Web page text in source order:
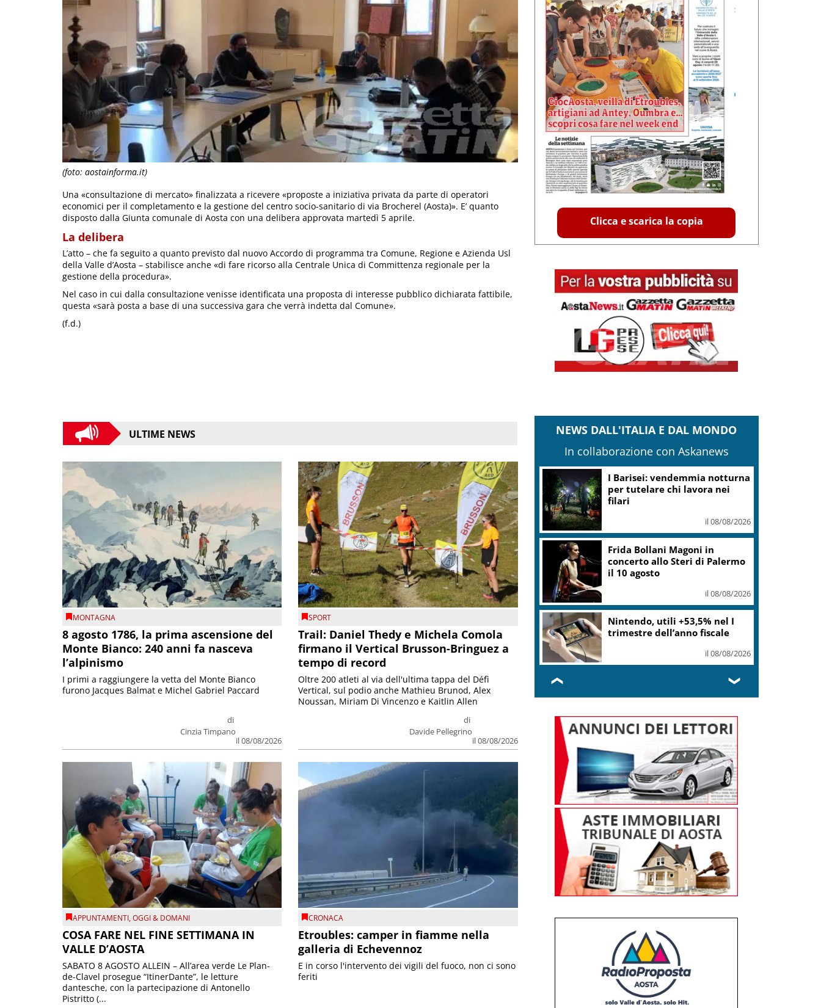
(foto: aostainforma.it)
Una «consultazione di mercato» finalizzata a ricevere «proposte a iniziativa privata da parte di operatori
economici per il completamento e la gestione del centro socio-sanitario di via Brocherel (Aosta)». E’ quanto
disposto dalla Giunta comunale di Aosta con una delibera approvata martedì 5 aprile.
La delibera
L’atto – che fa seguito a quanto previsto dal nuovo Accordo di programma tra Comune, Regione e Azienda Usl
della Valle d’Aosta – stabilisce anche «di fare ricorso alla Centrale Unica di Committenza regionale per la
gestione della procedura».
Nel caso in cui dalla consultazione venisse identificata una proposta di interesse pubblico dichiarata fattibile,
questa «sarà posta a base di una successiva gara che verrà indetta dal Comune».
(f.d.)
ULTIME NEWS
MONTAGNA
8 agosto 1786, la prima ascensione del
Monte Bianco: 240 anni fa nasceva
l’alpinismo
di
Cinzia Timpano
il 08/08/2026
I primi a raggiungere la vetta del Monte Bianco
furono Jacques Balmat e Michel Gabriel Paccard
SPORT
Trail: Daniel Thedy e Michela Comola
firmano il Vertical Brusson-Bringuez a
tempo di record
di
Davide Pellegrino
il 08/08/2026
Oltre 200 atleti al via dell'ultima tappa del Défì
Vertical, sul podio anche Mathieu Brunod, Alex
Noussan, Miriam Di Vincenzo e Kaitlin Allen
APPUNTAMENTI,OGGI & DOMANI
COSA FARE NEL FINE SETTIMANA IN
VALLE D’AOSTA
SABATO 8 AGOSTO ALLEIN – All’area verde Le Plan-
de-Clavel prosegue “ItinerDante”, le letture
dantesche, con la partecipazione di Antonello
Pistritto (...
CRONACA
Etroubles: camper in fiamme nella
galleria di Echevennoz
E in corso l'intervento dei vigili del fuoco, non ci sono
feriti
Clicca e scarica la copia
NEWS DALL'ITALIA E DAL MONDO
In collaborazione con Askanews
I Barisei: vendemmia notturna
per tutelare chi lavora nei
filari
il 08/08/2026
Frida Bollani Magoni in
concerto allo Steri di Palermo
il 10 agosto
il 08/08/2026
Nintendo, utili +53,5% nel I
trimestre dell’anno fiscale
il 08/08/2026
❮ ❯